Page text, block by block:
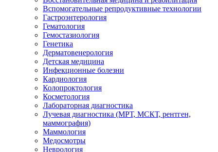
Вспомогательные репродуктивные технологии
Гастроэнтерология
Гематология
Гемостазиология
Генетика
Дерматовенерология
Детская медицина
Инфекционные болезни
Кардиология
Колопроктология
Косметология
Лабораторная диагностика
Лучевая диагностика (МРТ, МСКТ, рентген,
маммография)
Маммология
Медосмотры
Неврология